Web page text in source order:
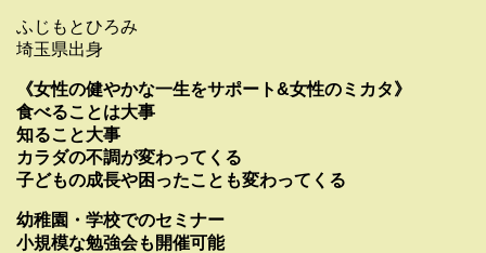
ふじもとひろみ
埼玉県出身
《女性の健やかな一生をサポート&女性のミカタ》
食べることは大事
知ること大事
カラダの不調が変わってくる
子どもの成長や困ったことも変わってくる
幼稚園・学校でのセミナー
小規模な勉強会も開催可能